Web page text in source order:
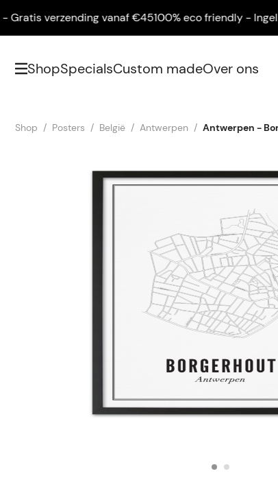
verzending vanaf €45100% eco friendly - Ingelijst
ShopSpecialsCustom madeOver ons
Shop Posters België Antwerpen Antwerpen -